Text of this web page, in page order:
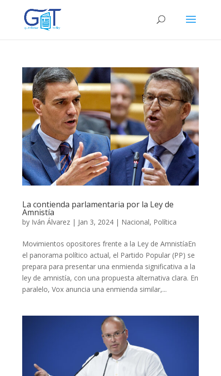
La contienda parlamentaria por la Ley de
Amnistía
by Iván Álvarez| Jan 3, 2024| Nacional, Política
Movimientos opositores frente a la Ley de AmnistíaEn
el panorama político actual, el Partido Popular (PP) se
prepara para presentar una enmienda significativa a la
ley de amnistía, con una propuesta alternativa clara. En
paralelo, Vox anuncia una enmienda similar,...